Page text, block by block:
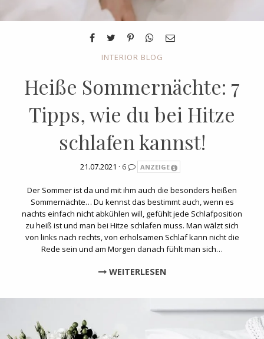
INTERIOR BLOG
Heiße Sommernächte: 7
Tipps, wie du bei Hitze
schlafen kannst!
21.07.2021 · 6 ANZEIGE
Der Sommer ist da und mit ihm auch die besonders heißen
Sommernächte… Du kennst das bestimmt auch, wenn es
nachts einfach nicht abkühlen will, gefühlt jede Schlafposition
zu heiß ist und man bei Hitze schlafen muss. Man wälzt sich
von links nach rechts, von erholsamen Schlaf kann nicht die
Rede sein und am Morgen danach fühlt man sich…
WEITERLESEN